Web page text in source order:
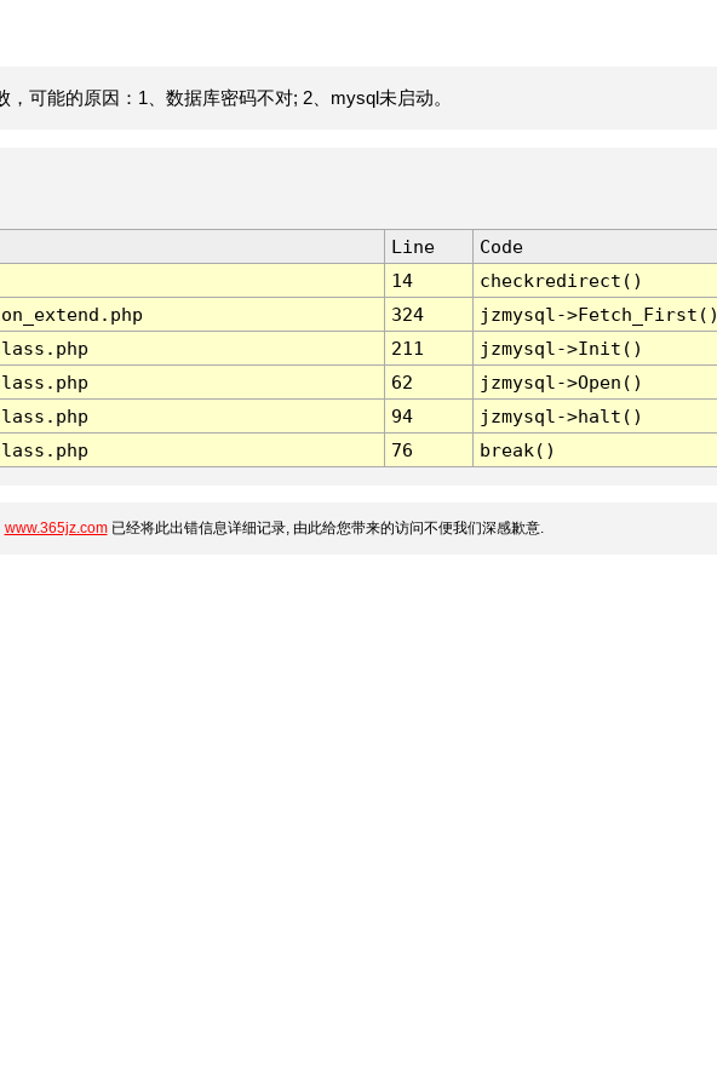
可能的原因：1、数据库密码不对; 2、mysql未启动。
Line
Code
14
checkredirect()
324
jzmysql-
211
jzmysql->Init()
62
jzmysql->Open()
94
jzmysql->halt()
76 break()
www.365jz.com已经将此出错信息详细记录, 由此给您带来的访问不便我们深感歉意.